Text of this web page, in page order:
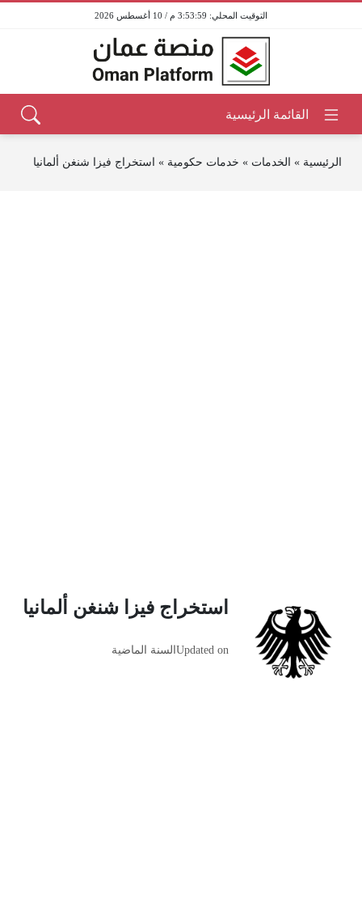
3:53:59 م / 10 أغسطس 2026
الرئيسية » الخدمات » خدمات حكومية » استخراج فيزا شنغن ألمانيا
استخراج فيزا شنغن ألمانيا
Updated on السنة الماضية